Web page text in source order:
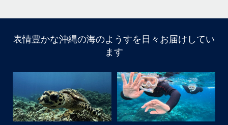
10月前半クルーザーチャーター
たくさんのご利用本当にありがとうございました
BBQにジェットスキー、バナナボート、SUP、パラセーリ
ングなどなど…勇海号を拠点に色々お楽しみ頂きました
よ〜
・
海も荒れずにいい天気の中開催できたので何よりです
また来年もリピートして頂けたら嬉しいです
表情豊かな沖縄の海のようすを日々お届けしてい
ます